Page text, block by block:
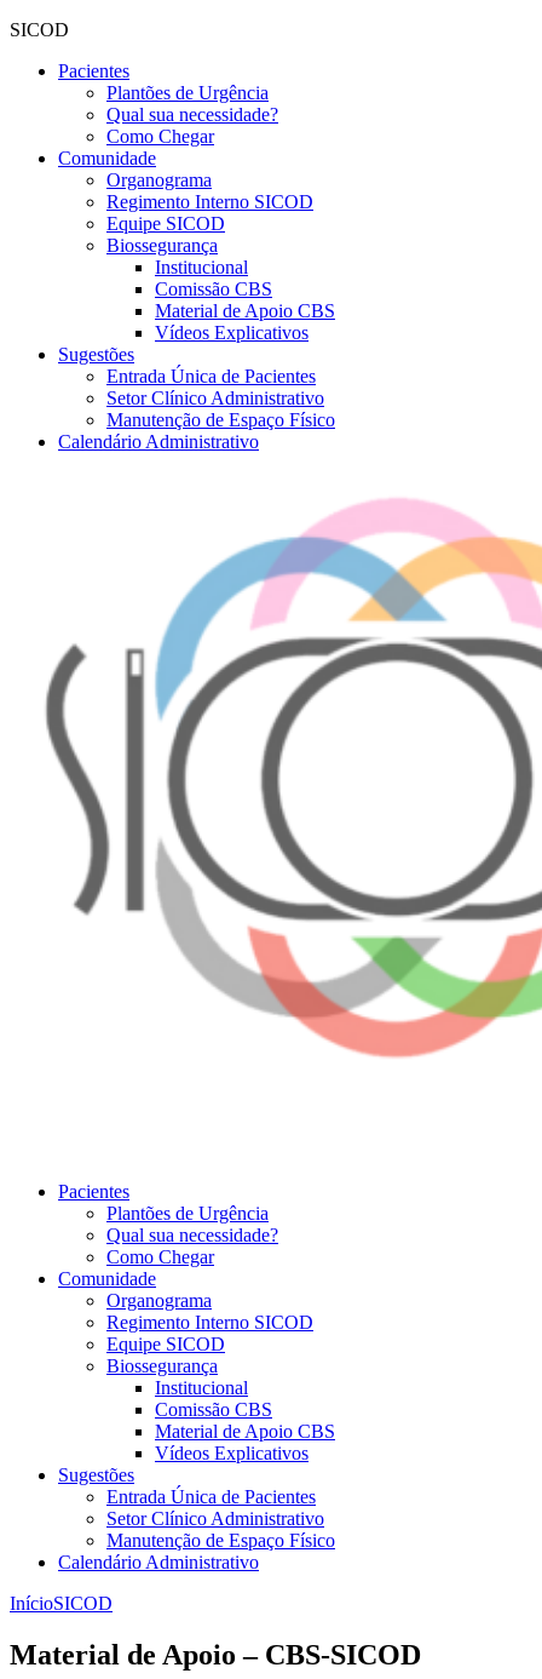
SICOD
Pacientes
Plantões de Urgência
Qual sua necessidade?
Como Chegar
Comunidade
Organograma
Regimento Interno SICOD
Equipe SICOD
Biossegurança
Institucional
Comissão CBS
Material de Apoio CBS
Vídeos Explicativos
Sugestões
Entrada Única de Pacientes
Setor Clínico Administrativo
Manutenção de Espaço Físico
Calendário Administrativo
Pacientes
Plantões de Urgência
Qual sua necessidade?
Como Chegar
Comunidade
Organograma
Regimento Interno SICOD
Equipe SICOD
Biossegurança
Institucional
Comissão CBS
Material de Apoio CBS
Vídeos Explicativos
Sugestões
Entrada Única de Pacientes
Setor Clínico Administrativo
Manutenção de Espaço Físico
Calendário Administrativo
InícioSICOD
Material de Apoio – CBS-SICOD